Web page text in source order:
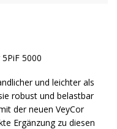
5000
und leichter als
robust und belastbar
der neuen VeyCor
Ergänzung zu diesen